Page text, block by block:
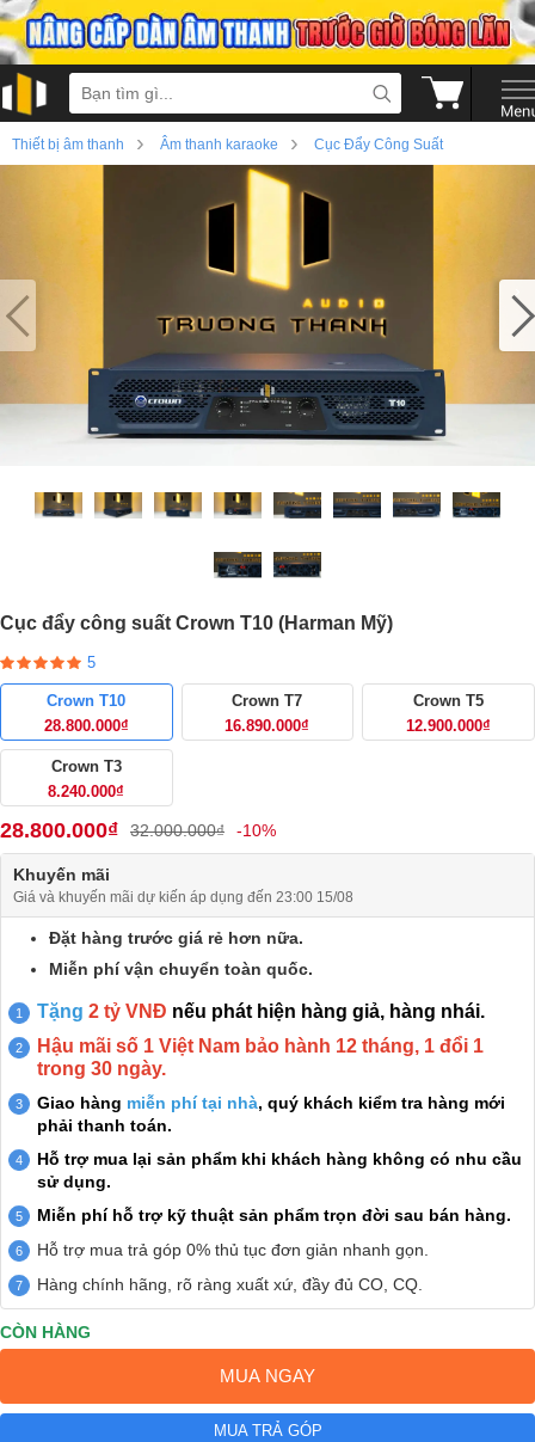
Thiết bị âm thanh › Âm thanh karaoke › Cục Đẩy Công Suất
Cục đẩy công suất Crown T10 (Harman Mỹ)
5
Crown T10
28.800.000₫
Crown T7
16.890.000₫
Crown T5
12.900.000₫
Crown T3
8.240.000₫
28.800.000₫ 32.000.000₫ -10%
Khuyến mãi
Giá và khuyến mãi dự kiến áp dụng đến 23:00 15/08
Đặt hàng trước giá rẻ hơn nữa.
Miễn phí vận chuyển toàn quốc.
Tặng 2 tỷ VNĐ nếu phát hiện hàng giả, hàng nhái.
Hậu mãi số 1 Việt Nam bảo hành 12 tháng, 1 đổi 1
trong 30 ngày.
Giao hàng miễn phí tại nhà, quý khách kiểm tra hàng mới
phải thanh toán.
Hỗ trợ mua lại sản phẩm khi khách hàng không có nhu cầu
sử dụng.
Miễn phí hỗ trợ kỹ thuật sản phẩm trọn đời sau bán hàng.
Hỗ trợ mua trả góp 0% thủ tục đơn giản nhanh gọn.
Hàng chính hãng, rõ ràng xuất xứ, đầy đủ CO, CQ.
CÒN HÀNG
MUA NGAY
MUA TRẢ GÓP